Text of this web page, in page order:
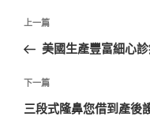
文
導
覽
上
一
文
章
上一篇
美國生產豐富細心
下
一
下一篇
三段式隆鼻您借到產後